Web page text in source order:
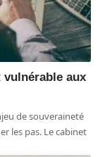
aux
de souveraineté
les pas. Le cabinet